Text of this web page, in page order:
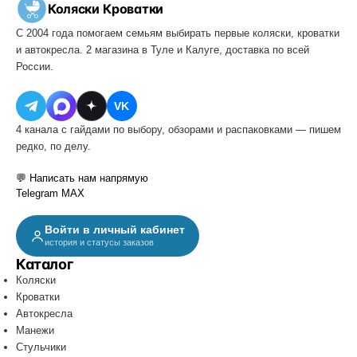
Коляски·Кроватки
С 2004 года помогаем семьям выбирать первые коляски, кроватки
и автокресла. 2 магазина в Туле и Калуге, доставка по всей
России.
VK
4 канала с гайдами по выбору, обзорами и распаковками — пишем
редко, по делу.
💬 Написать нам напрямую
Telegram MAX
Войти в личный кабинет
история и статусы заказов
Каталог
Коляски
Кроватки
Автокресла
Манежи
Стульчики